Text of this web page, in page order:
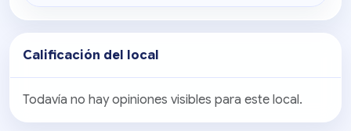
Calificación del local
Todavía no hay opiniones visibles para este local.